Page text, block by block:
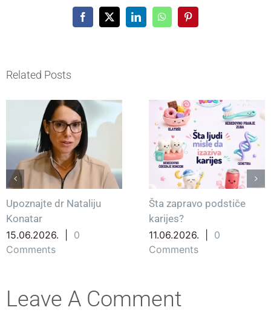
Facebook
X LinkedInWhatsAppPinterest
Related Posts
Upoznajte dr Nataliju
Konatar
15.06.2026.
0
Comments
Šta zapravo podstiče
karijes?
11.06.2026.
0
Comments
Leave A Comment